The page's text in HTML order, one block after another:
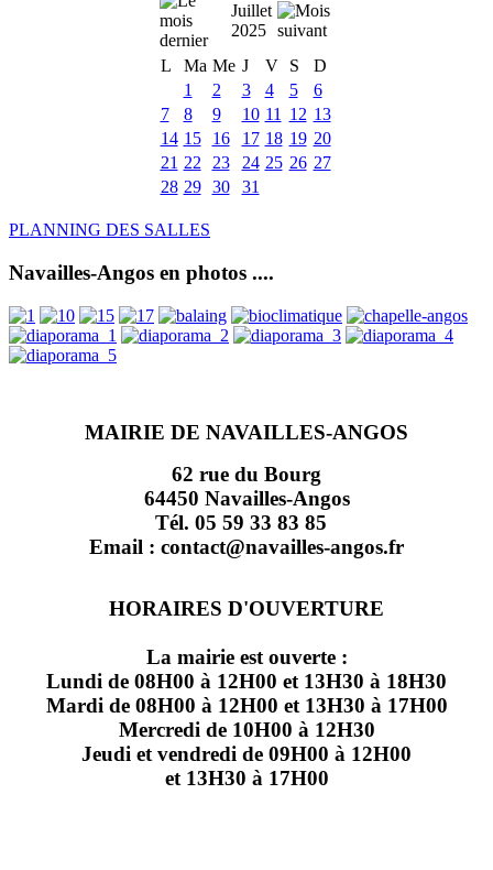
Juillet
2025
L
Ma Me J V S
D
1
2 3 4 5
6
7
8 9 10 11 12 13
14 15 16 17 18 19 20
21 22 23 24 25 26 27
28 29 30 31
PLANNING DES SALLES
Navailles-Angos en photos ....
MAIRIE DE NAVAILLES-ANGOS
62 rue du Bourg
64450 Navailles-Angos
Tél. 05 59 33 83 85
Email : contact@navailles-angos.fr
HORAIRES D'OUVERTURE
La mairie est ouverte :
Lundi de 08H00 à 12H00 et 13H30 à 18H30
Mardi de 08H00 à 12H00 et 13H30 à 17H00
Mercredi de 10H00 à 12H30
Jeudi et vendredi de 09H00 à 12H00
et 13H30 à 17H00